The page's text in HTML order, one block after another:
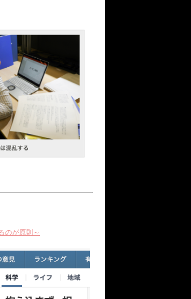
のが原則～